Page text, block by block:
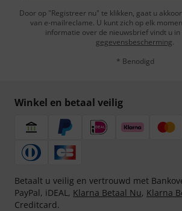
Door op "Registreer nu" te klikken, gaat u
van e-mailreclame. U kunt zich op elk
informatie over de nieuwsbrief vindt u in
gegevensbescherming.
* Benodigd
Winkel en betaal veilig
Betaalt u veilig en vertrouwd met
PayPal, iDEAL, Klarna Betaal Nu, Klarna
Creditcard.